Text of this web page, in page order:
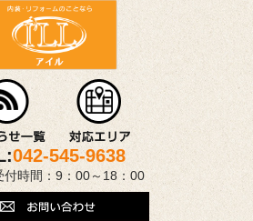
042-545-9638
付時間：9：00～18：00